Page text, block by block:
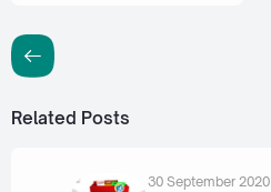
Related Posts
30 September 2020